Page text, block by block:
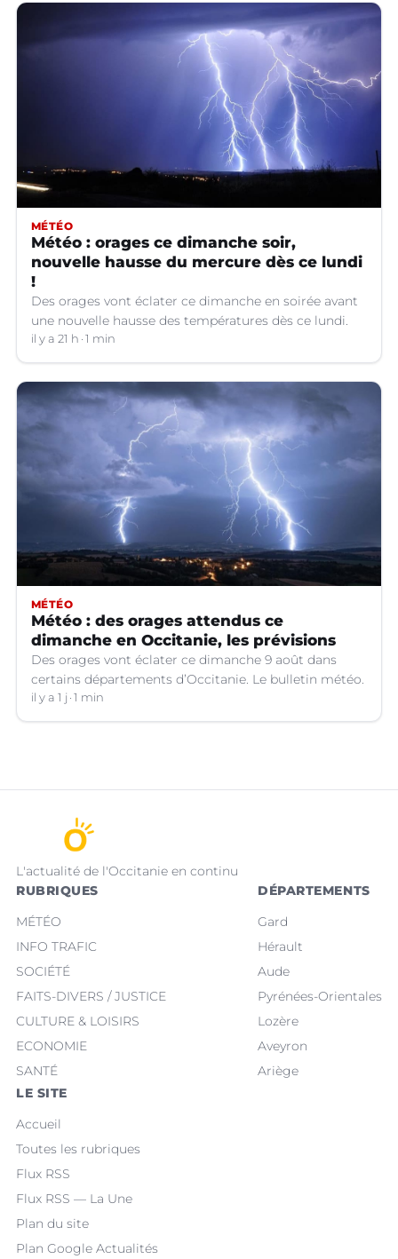
MÉTÉO
Météo : orages ce dimanche soir,
nouvelle hausse du mercure dès ce lundi
!
Des orages vont éclater ce dimanche en soirée avant
une nouvelle hausse des températures dès ce lundi.
il y a 21 h 1 min
MÉTÉO
Météo : des orages attendus ce
dimanche en Occitanie, les prévisions
Des orages vont éclater ce dimanche 9 août dans
certains départements d’Occitanie. Le bulletin météo.
il y a 1 j 1 min
L'actualité de l'Occitanie en continu
RUBRIQUES
MÉTÉO
INFO TRAFIC
SOCIÉTÉ
FAITS-DIVERS / JUSTICE
CULTURE & LOISIRS
ECONOMIE
SANTÉ
DÉPARTEMENTS
Gard
Hérault
Aude
Pyrénées-Orientales
Lozère
Aveyron
Ariège
LE SITE
Accueil
Toutes les rubriques
Flux RSS
Flux RSS — La Une
Plan du site
Plan Google Actualités